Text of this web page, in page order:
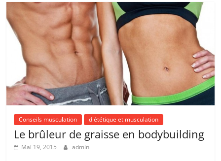
Conseils musculation diététique et musculation
Le brûleur de graisse en bodybuilding
Mai 19, 2015 admin